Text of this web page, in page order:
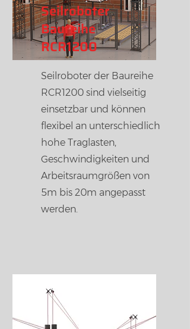
Seilroboter
Baureihe
RCR1200
Seilroboter der Baureihe
RCR1200 sind vielseitig
einsetzbar und können
flexibel an unterschiedlich
hohe Traglasten,
Geschwindigkeiten und
Arbeitsraumgrößen von
5m bis 20m angepasst
werden.